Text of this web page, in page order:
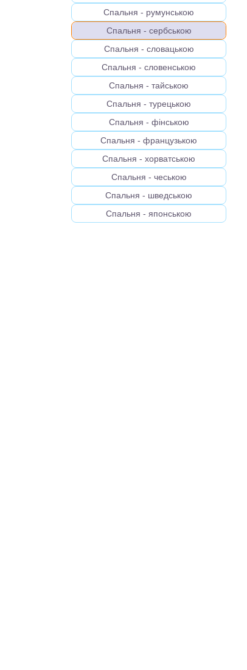
Спальня - румунською
Спальня - сербською
Спальня - словацькою
Спальня - словенською
Спальня - тайською
Спальня - турецькою
Спальня - фінською
Спальня - французькою
Спальня - хорватською
Спальня - чеською
Спальня - шведською
Спальня - японською